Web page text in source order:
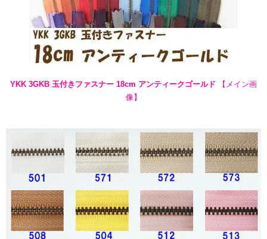
YKK 3GKB 玉付きファスナー 18cm アンティークゴールド 【メイン画
像】